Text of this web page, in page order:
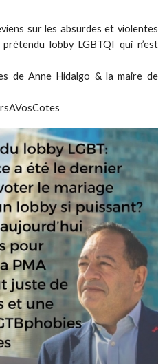
sur les absurdes et violentes
lobby LGBTQI qui n’est
de Anne Hidalgo & la maire de